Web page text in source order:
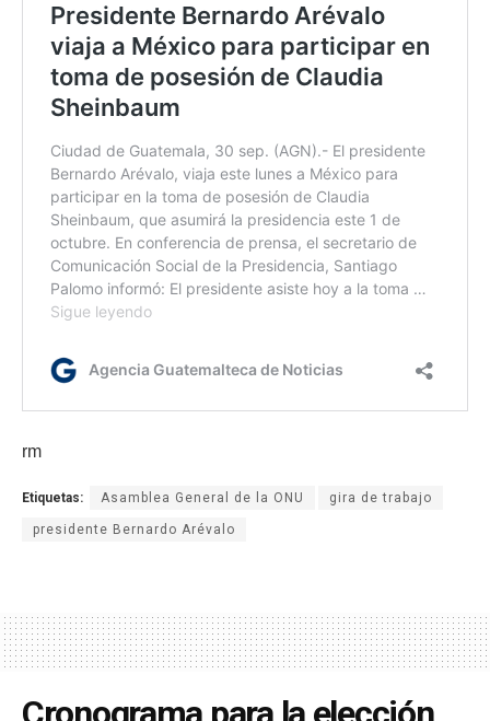
rm
Etiquetas: Asamblea General de la ONU gira de trabajo
presidente Bernardo Arévalo